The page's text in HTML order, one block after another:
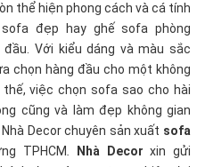
thể hiện phong cách và cá tính
đẹp hay ghế sofa phòng
Với kiểu dáng và màu sắc
chọn hàng đầu cho một không
việc chọn sofa sao cho hài
cũng và làm đẹp không gian
Decor chuyên sản xuất sofa
TPHCM. Nhà Decor xin gửi